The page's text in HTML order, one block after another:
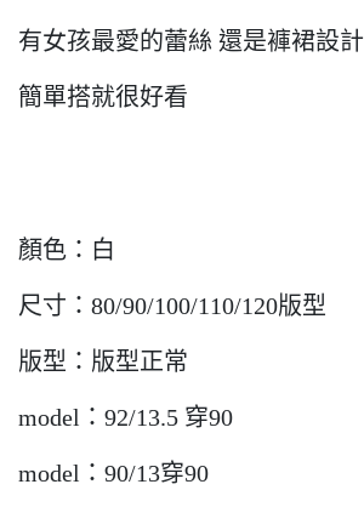
有女孩最愛的蕾絲 還是褲裙設計
簡單搭就很好看
顏色：白
尺寸：80/90/100/110/120版型
版型：版型正常
model：92/13.5 穿90
model：90/13穿90